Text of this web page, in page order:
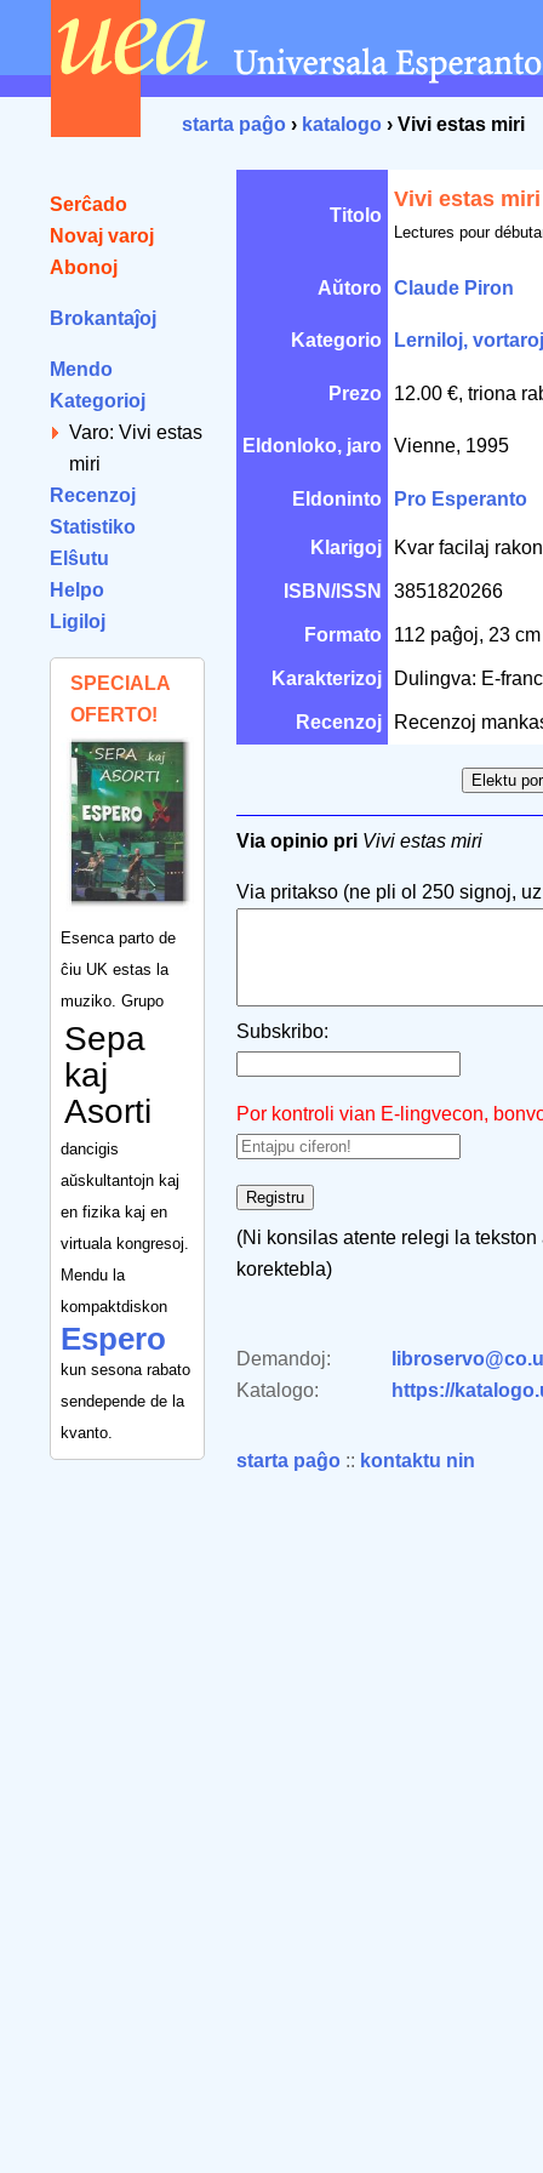
starta paĝo › katalogo › Vivi estas miri
Serĉado
Novaj varoj
Abonoj
Brokantaĵoj
Mendo
Kategorioj
Varo: Vivi estas
miri
Recenzoj
Statistiko
Elŝutu
Helpo
Ligiloj
SPECIALA
OFERTO!
Esenca parto de
ĉiu UK estas la
muziko. Grupo
Sepa
kaj
Asorti
dancigis
aŭskultantojn kaj
en fizika kaj en
virtuala kongresoj.
Mendu la
kompaktdiskon
Espero
kun sesona rabato
sendepende de la
kvanto.
Titolo
Vivi estas miri
Lectures pour
Aŭtoro Claude Piron
Kategorio Lerniloj, vortaroj
Prezo 12.00 €, triona
Eldonloko, jaro Vienne, 1995
Eldoninto Pro Esperanto
Klarigoj Kvar facilaj
ISBN/ISSN 3851820266
Formato 112 paĝoj, 23
Karakterizoj Dulingva: E-
Recenzoj Recenzoj
Via opinio pri Vivi estas miri
Via pritakso (ne pli ol 250 signoj,
Subskribo:
Por kontroli vian E-lingvecon,
(Ni konsilas atente relegi la
korektebla)
Demandoj:
Katalogo:
https://
starta paĝo :: kontaktu nin